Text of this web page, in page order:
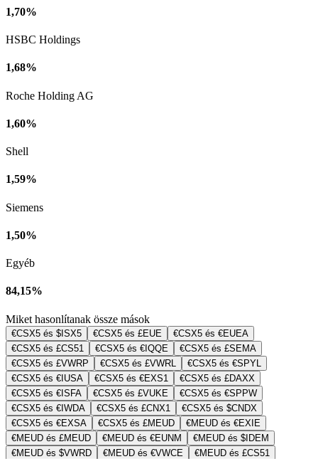
1,70%
HSBC Holdings
1,68%
Roche Holding AG
1,60%
Shell
1,59%
Siemens
1,50%
Egyéb
84,15%
Miket hasonlítanak össze mások
€CSX5 és $ISX5 €CSX5 és £EUE
€CSX5 és €EUEA
€CSX5 és £CS51
€CSX5 és €IQQE
€CSX5 és £SEMA
€CSX5 és £VWRP
€CSX5 és £VWRL
€CSX5 és €SPYL
€CSX5 és €IUSA
€CSX5 és €EXS1
€CSX5 és £DAXX
€CSX5 és €ISFA
€CSX5 és £VUKE
€CSX5 és €SPPW
€CSX5 és €IWDA
€CSX5 és £CNX1
€CSX5 és $CNDX
€CSX5 és €EXSA
€CSX5 és £MEUD
€MEUD és €EXIE
€MEUD és £MEUD
€MEUD és €EUNM
€MEUD és $IDEM
€MEUD és $VWRD
€MEUD és €VWCE
€MEUD és £CS51